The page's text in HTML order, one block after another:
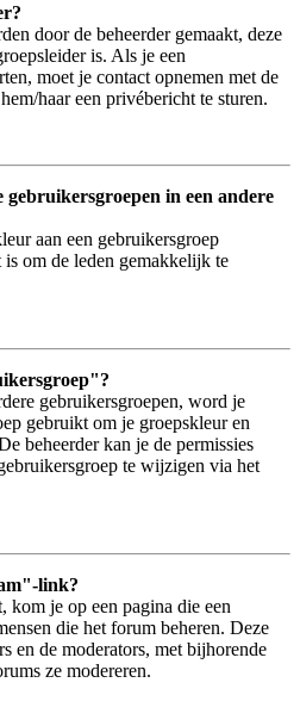
door de beheerder gemaakt, deze
is. Als je een
moet je contact opnemen met de
haar een privébericht te sturen.
in een andere
aan een gebruikersgroep
is om de leden gemakkelijk te
gebruikersgroepen, word je
gebruikt om je groepskleur en
beheerder kan je de permissies
te wijzigen via het
link?
je op een pagina die een
die het forum beheren. Deze
en de moderators, met bijhorende
ze modereren.